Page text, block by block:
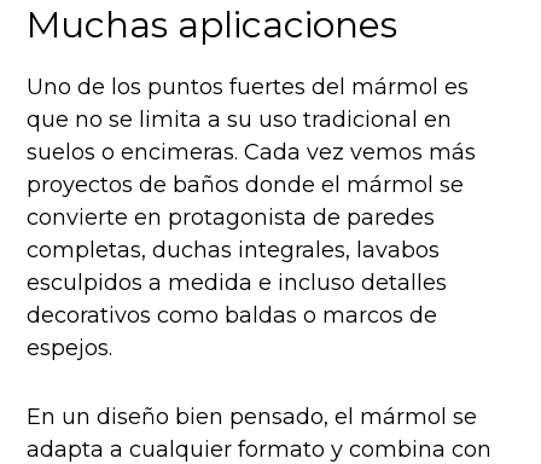
Muchas aplicaciones
Uno de los puntos fuertes del mármol es
que no se limita a su uso tradicional en
suelos o encimeras. Cada vez vemos más
proyectos de baños donde el mármol se
convierte en protagonista de paredes
completas, duchas integrales, lavabos
esculpidos a medida e incluso detalles
decorativos como baldas o marcos de
espejos.
En un diseño bien pensado, el mármol se
adapta a cualquier formato y combina con